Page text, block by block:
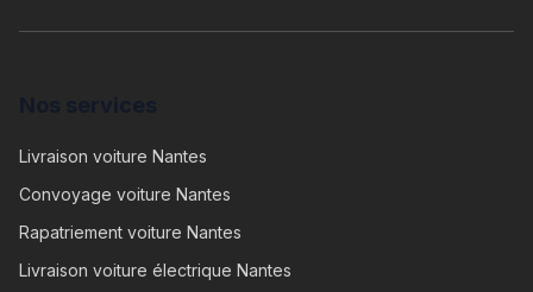
Livraison voiture Nantes
Convoyage voiture Nantes
Rapatriement voiture Nantes
Livraison voiture électrique Nantes